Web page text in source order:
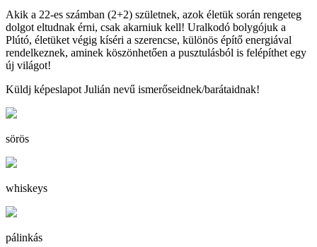
Akik a 22-es számban (2+2) születnek, azok életük során rengeteg
dolgot eltudnak érni, csak akarniuk kell! Uralkodó bolygójuk a
Plútó, életüket végig kíséri a szerencse, különös építő energiával
rendelkeznek, aminek köszönhetően a pusztulásból is felépíthet egy
új világot!
Küldj képeslapot Julián nevű ismerőseidnek/barátaidnak!
sörös
whiskeys
pálinkás